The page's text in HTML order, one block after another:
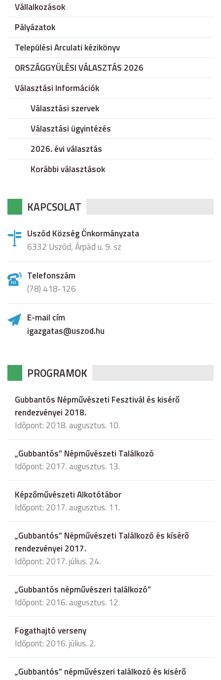
Vállalkozások
Pályázatok
Települési Arculati kézikönyv
ORSZÁGGYÜLÉSI VÁLASZTÁS 2026
Választási Információk
Választási szervek
Választási ügyintézés
2026. évi választás
Korábbi választások
KAPCSOLAT
Uszód Község Önkormányzata
6332 Uszód, Árpád u. 9. sz
Telefonszám
(78) 418-126
E-mail cím
igazgatas@uszod.hu
PROGRAMOK
Gubbantós Népművészeti Fesztivál és kisérő
rendezvényei 2018.
Időpont: 2018. augusztus. 10.
„Gubbantós” Népművészeti Találkozó
Időpont: 2017. augusztus. 13.
Képzőművészeti Alkotótábor
Időpont: 2017. augusztus. 11.
„Gubbantós” Népművészeti Találkozó és kísérő
rendezvényei 2017.
Időpont: 2017. július. 24.
„Gubbantós népművészeri találkozó”
Időpont: 2016. augusztus. 12.
Fogathajtó verseny
Időpont: 2016. július. 2.
„Gubbantós” népművészeri találkozó és kisérő